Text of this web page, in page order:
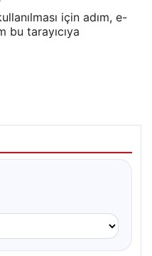
için adım, e-
bu tarayıcıya